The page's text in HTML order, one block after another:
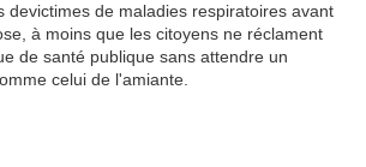
devictimes de maladies respiratoires avant
à moins que les citoyens ne réclament
de santé publique sans attendre un
celui de l'amiante.